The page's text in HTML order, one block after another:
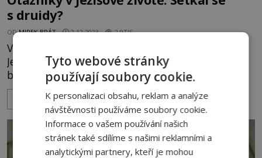
s druidy?
ODMIREK BRÁT 2.12.2023 2.9TIS
Velkou neznámou stále zůstává, kde byl a čím se
Ježíš Kristus zabýval do okamžiku, kdy jeho
biografii začíná přebírat Nový zákon. O tomto
období života Ježíše existuje řada různých teorií.
Jedna z nich tvrdí, že pobýval i na Britských
ostrovech. Ježíš měl cestovat na území dnešního
Spojeného království ve společnosti Josefa
z Arimatie, úd
ZOBRAZIT VÍCE
Tyto webové stránky
používají soubory cookie.
K personalizaci obsahu, reklam a analýze
návštěvnosti používáme soubory cookie.
Informace o vašem používání našich
stránek také sdílíme s našimi reklamními a
analytickými partnery, kteří je mohou